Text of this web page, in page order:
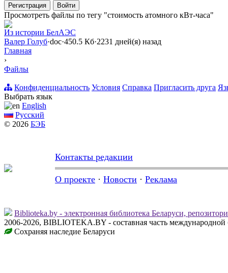
Регистрация Войти
Просмотреть файлы по тегу "стоимость атомного кВт-часа"
Из истории БелАЭС
Валер Голуб·doc·450.5 Кб·2231 дней(я) назад
Главная
›
Файлы
Конфиденциальность Условия Справка Пригласить друга
Выбрать язык
English
Русский
© 2026 БЭБ
Контакты редакции
О проекте · Новости · Реклама
Biblioteka.by - электронная библиотека Беларуси,
2006-2026, BIBLIOTEKA.BY - составная часть
Сохраняя наследие Беларуси